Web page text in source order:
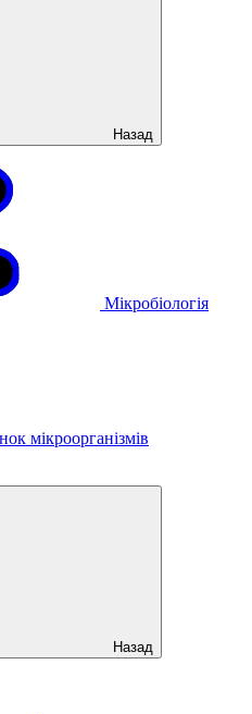
Назад
Мікробіологія
мікроорганізмів
Назад